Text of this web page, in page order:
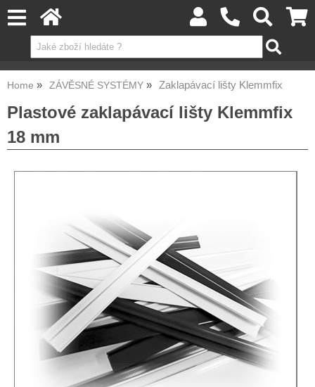
Home ZÁVĚSNÉ SYSTÉMY Zaklapávací lišty Klemmfix
Plastové zaklapávací lišty Klemmfix
18 mm